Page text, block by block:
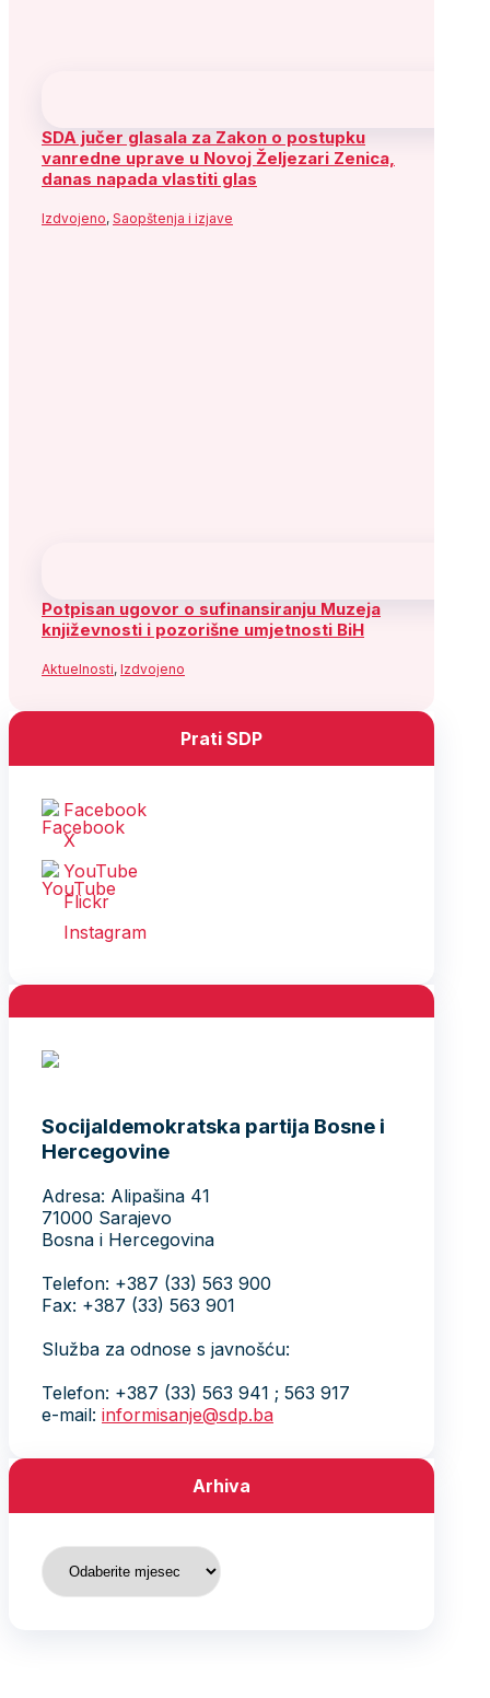
SDA jučer glasala za Zakon o postupku
vanredne uprave u Novoj Željezari Zenica,
danas napada vlastiti glas
Izdvojeno, Saopštenja i izjave
Potpisan ugovor o sufinansiranju Muzeja
književnosti i pozorišne umjetnosti BiH
Aktuelnosti, Izdvojeno
Prati SDP
Facebook
X
YouTube
Flickr
Instagram
Socijaldemokratska partija Bosne i
Hercegovine
Adresa: Alipašina 41
71000 Sarajevo
Bosna i Hercegovina
Telefon: +387 (33) 563 900
Fax: +387 (33) 563 901
Služba za odnose s javnošću:
Telefon: +387 (33) 563 941 ; 563 917
e-mail: informisanje@sdp.ba
Arhiva
Arhiva